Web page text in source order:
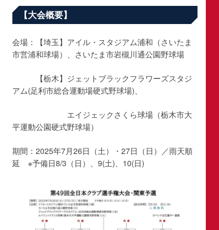
【大会概要】
会場：【埼玉】アイル・スタジアム浦和（さいたま
市営浦和球場）、さいたま市岩槻川通公園野球場
【栃木】ジェットブラックフラワーズスタジ
アム(足利市総合運動場硬式野球場)、
エイジェックさくら球場（栃木市大
平運動公園硬式野球場）
期間：2025年7月26日（土）・27日（日）／雨天順
延 ※予備日8/3（日）、9(土)、10(日)